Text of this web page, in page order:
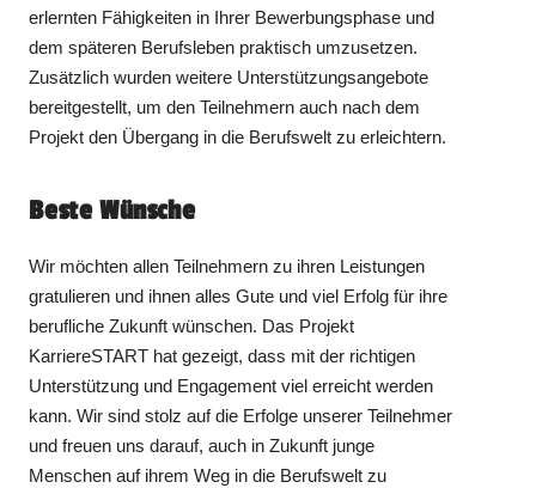
erlernten Fähigkeiten in Ihrer Bewerbungsphase und
dem späteren Berufsleben praktisch umzusetzen.
Zusätzlich wurden weitere Unterstützungsangebote
bereitgestellt, um den Teilnehmern auch nach dem
Projekt den Übergang in die Berufswelt zu erleichtern.
Beste Wünsche
Wir möchten allen Teilnehmern zu ihren Leistungen
gratulieren und ihnen alles Gute und viel Erfolg für ihre
berufliche Zukunft wünschen. Das Projekt
KarriereSTART hat gezeigt, dass mit der richtigen
Unterstützung und Engagement viel erreicht werden
kann. Wir sind stolz auf die Erfolge unserer Teilnehmer
und freuen uns darauf, auch in Zukunft junge
Menschen auf ihrem Weg in die Berufswelt zu